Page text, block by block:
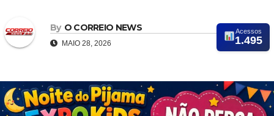
By O CORREIO NEWS
MAIO 28, 2026
Acessos
1.495